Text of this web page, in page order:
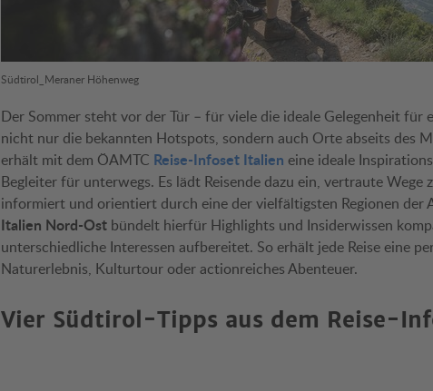
Südtirol_Meraner Höhenweg
Der Sommer steht vor der Tür – für viele die ideale Gelegenheit für
nicht nur die bekannten Hotspots, sondern auch Orte abseits des
erhält mit dem ÖAMTC Reise-Infoset Italien eine ideale
Begleiter für unterwegs. Es lädt Reisende dazu ein, vertraute
informiert und orientiert durch eine der vielfältigsten Regionen der
Italien Nord-Ost bündelt hierfür Highlights und Insiderwissen
unterschiedliche Interessen aufbereitet. So erhält jede Reise eine
Naturerlebnis, Kulturtour oder actionreiches Abenteuer.
Vier Südtirol-Tipps aus dem Reise-